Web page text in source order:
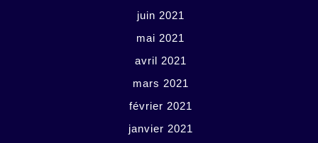
juin 2021
mai 2021
avril 2021
mars 2021
février 2021
janvier 2021